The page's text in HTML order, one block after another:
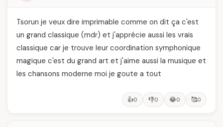
Tsorun je veux dire imprimable comme on dit ça c'est
un grand classique (mdr) et j'apprécie aussi les vrais
classique car je trouve leur coordination symphonique
magique c'est du grand art et j'aime aussi la musique et
les chansons moderne moi je goute a tout
👍0 👎0 😂0 🥰0